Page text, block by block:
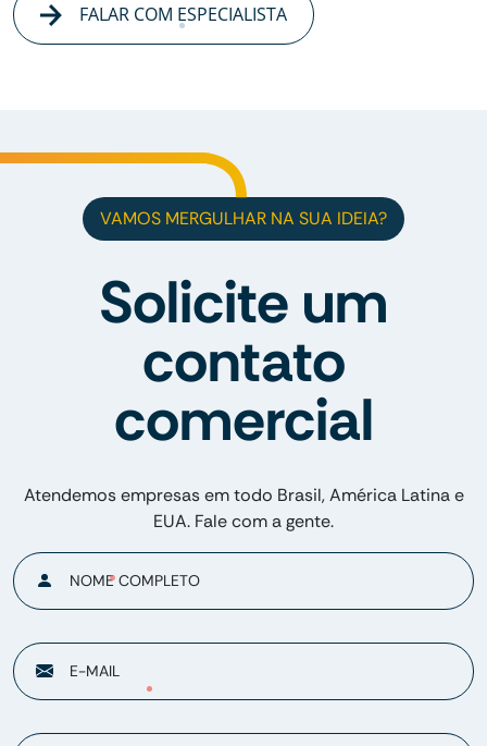
FALAR COM ESPECIALISTA
VAMOS MERGULHAR NA SUA IDEIA?
Solicite um
contato
comercial
Atendemos empresas em todo Brasil, América Latina e
EUA. Fale com a gente.
NOME COMPLETO
E-MAIL